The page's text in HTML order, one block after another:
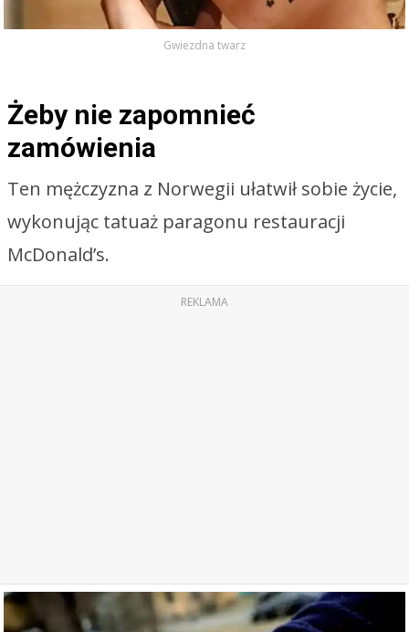
Gwiezdna twarz
Żeby nie zapomnieć
zamówienia
Ten mężczyzna z Norwegii ułatwił sobie życie,
wykonując tatuaż paragonu restauracji
McDonald’s.
REKLAMA